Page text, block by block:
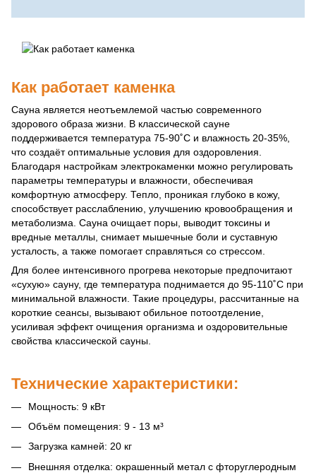
Как работает каменка
Сауна является неотъемлемой частью современного
здорового образа жизни. В классической сауне
поддерживается температура 75-90˚С и влажность 20-35%,
что создаёт оптимальные условия для оздоровления.
Благодаря настройкам электрокаменки можно регулировать
параметры температуры и влажности, обеспечивая
комфортную атмосферу. Тепло, проникая глубоко в кожу,
способствует расслаблению, улучшению кровообращения и
метаболизма. Сауна очищает поры, выводит токсины и
вредные металлы, снимает мышечные боли и суставную
усталость, а также помогает справляться со стрессом.
Для более интенсивного прогрева некоторые предпочитают
«сухую» сауну, где температура поднимается до 95-110˚С при
минимальной влажности. Такие процедуры, рассчитанные на
короткие сеансы, вызывают обильное потоотделение,
усиливая эффект очищения организма и оздоровительные
свойства классической сауны.
Технические характеристики:
Мощность: 9 кВт
Объём помещения: 9 - 13 м³
Загрузка камней: 20 кг
Внешняя отделка: окрашенный метал с фторуглеродным